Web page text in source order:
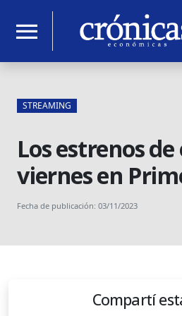
menu
STREAMING
Los estrenos de
viernes en
Fecha de publicación: 03/11/2023
Compartí